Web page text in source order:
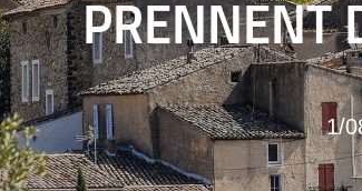
PRENNENT
1/